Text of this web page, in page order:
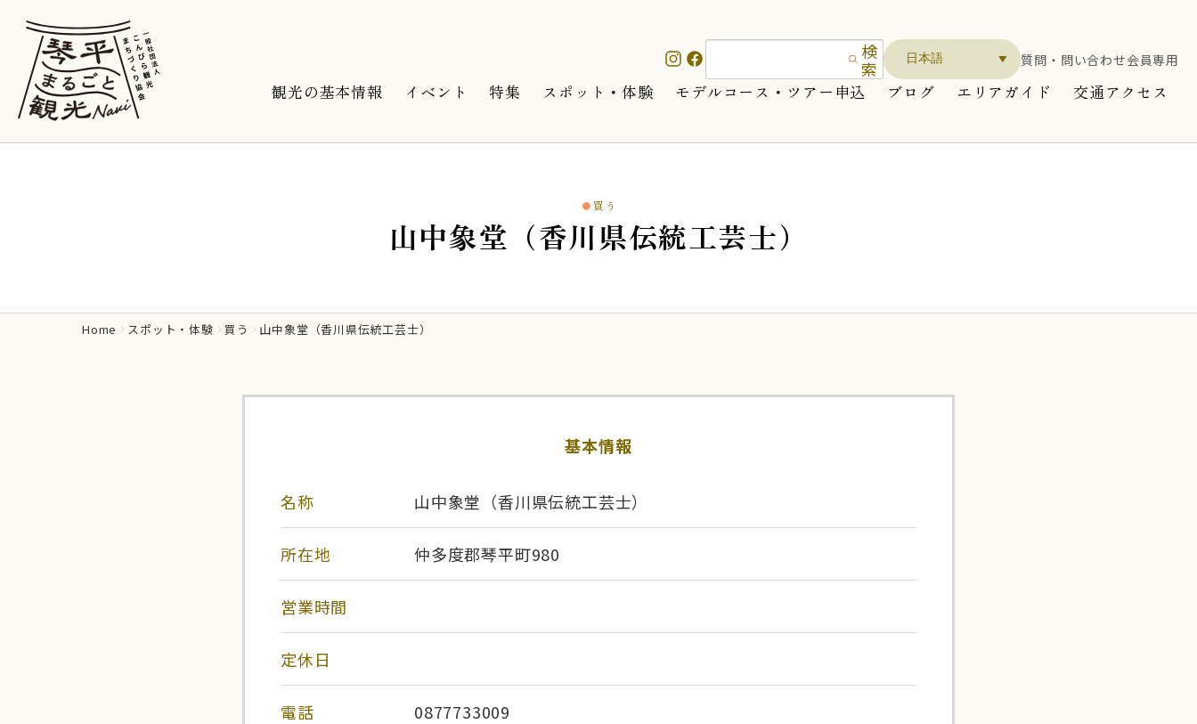
検
索 質問・問い合わせ会員専用
観光の基本情報 イベント 特集 スポット・体験 モデルコース・ツアー申込 ブログ エリアガイド 交通アクセス
買う
山中象堂（香川県伝統工芸士）
Home スポット・体験 買う 山中象堂（香川県伝統工芸士）
基本情報
名称 山中象堂（香川県伝統工芸士）
所在地 仲多度郡琴平町980
営業時間
定休日
電話 0877733009